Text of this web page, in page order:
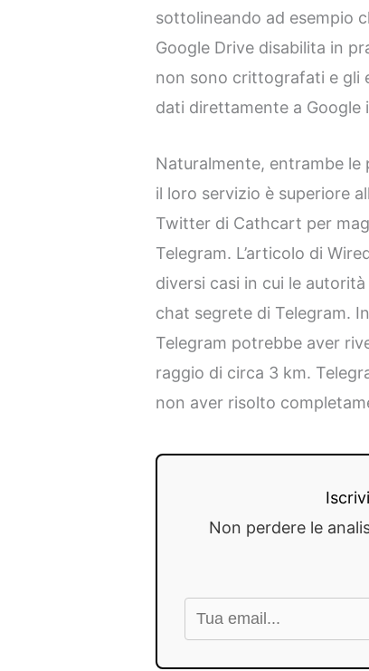
sottolineando ad esempio
Google Drive disabilita in
non sono crittografati e gli
dati direttamente a Google
Naturalmente, entrambe
il loro servizio è superiore
Twitter di Cathcart per
Telegram. L’articolo di
diversi casi in cui le
chat segrete di Telegram.
Telegram potrebbe aver
raggio di circa 3 km.
non aver risolto
Non perdere le